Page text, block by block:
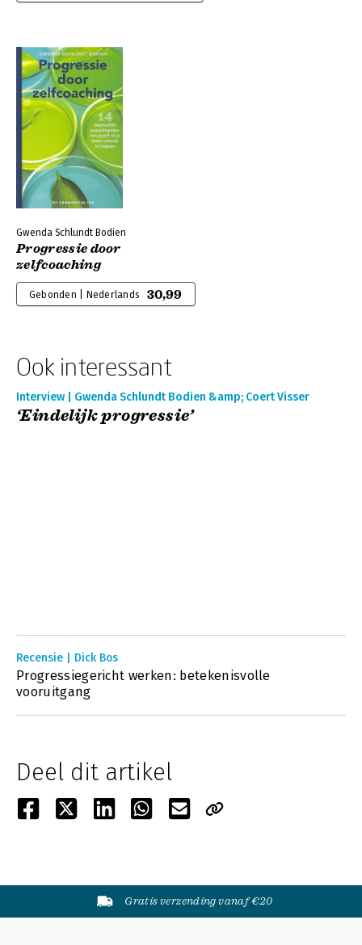
Gwenda Schlundt Bodien
Progressie door
zelfcoaching
Gebonden | Nederlands 30,99
Ook interessant
Interview | Gwenda Schlundt Bodien &amp; Coert Visser
‘Eindelijk progressie’
Recensie | Dick Bos
Progressiegericht werken: betekenisvolle
vooruitgang
Deel dit artikel
Gratis verzending vanaf €20